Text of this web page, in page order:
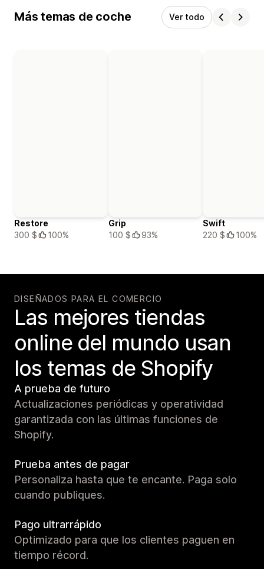
Más temas de coche Ver todo
Restore
300 $
100%
Grip
100 $
93%
Swift
220 $
100%
DISEÑADOS PARA EL COMERCIO
Las mejores tiendas
online del mundo usan
los temas de Shopify
A prueba de futuro
Actualizaciones periódicas y operatividad
garantizada con las últimas funciones de
Shopify.
Prueba antes de pagar
Personaliza hasta que te encante. Paga solo
cuando publiques.
Pago ultrarrápido
Optimizado para que los clientes paguen en
tiempo récord.